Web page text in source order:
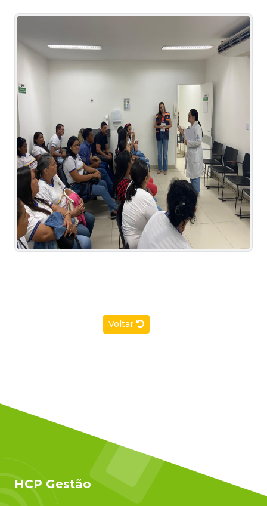
Voltar
HCP Gestão